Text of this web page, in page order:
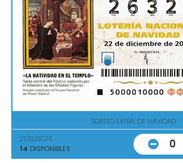
SORTEO EXTRA. DE NAVIDAD
22/12/2026
14 DISPONIBLES 0